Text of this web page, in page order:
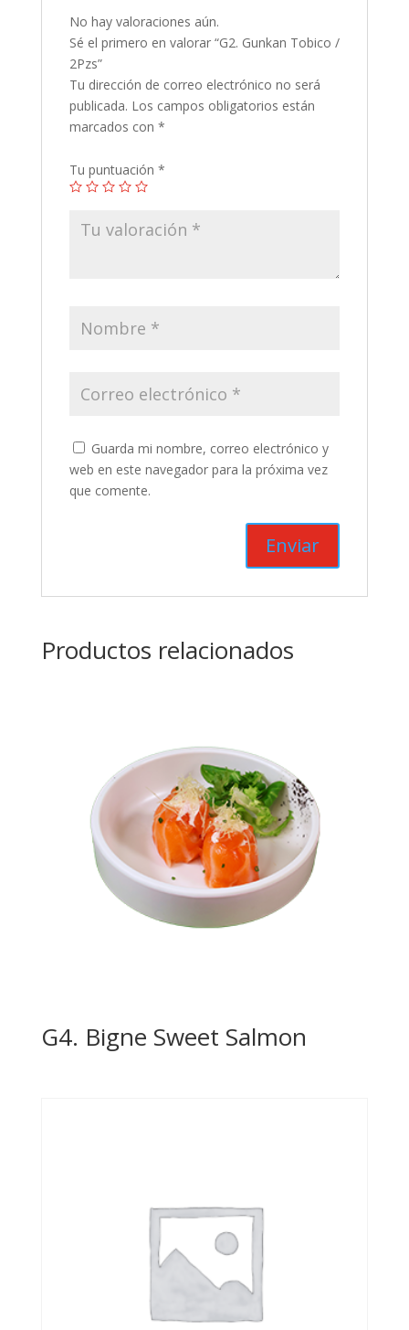
No hay valoraciones aún.
Sé el primero en valorar “G2. Gunkan Tobico /
2Pzs”
Tu dirección de correo electrónico no será
publicada. Los campos obligatorios están
marcados con *
Tu puntuación *
Guarda mi nombre, correo electrónico y
web en este navegador para la próxima vez
que comente.
Productos relacionados
G4. Bigne Sweet Salmon